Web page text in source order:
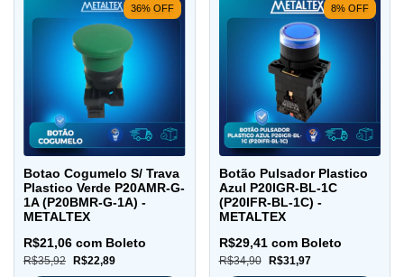
36% OFF
Botao Cogumelo S/ Trava
Plastico Verde P20AMR-G-
1A (P20BMR-G-1A) -
METALTEX
R$35,92 R$22,89
R$21,06 com Boleto
8% OFF
Botão Pulsador Plastico
Azul P20IGR-BL-1C
(P20IFR-BL-1C) -
METALTEX
R$34,90 R$31,97
R$29,41 com Boleto